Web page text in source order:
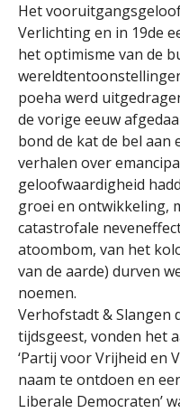
Het
Verlichting en in 19de
het optimisme van de
poeha werd
de vorige eeuw
bond de kat de bel aan
verhalen over
geloofwaardigheid
groei en ontwikkeling,
catastrofale
atoombom, van het
van de aarde) durven
noemen.
Verhofstadt & Slangen
tijdsgeest, vonden het
‘Partij voor Vrijheid en
naam te ontdoen en
Liberale Democraten’